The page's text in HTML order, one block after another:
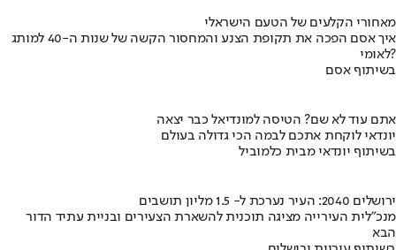
מאחורי הקלעים של הטעם הישראלי
איך אסם הפכה את תקופת הצנע והמחסור הקשה של שנות ה-40 למותג
לאומי?
בשיתוף אסם
אתם עוד לא שם? הטיסה למונדיאל כבר יצאה
יונדאי לוקחת אתכם לבמה הכי גדולה בעולם
בשיתוף יונדאי מבית כלמוביל
ירושלים 2040: העיר נערכת ל- 1.5 מליון תושבים
מנכ"לית העירייה מציגה תוכנית להשארת הצעירים ובניית עתיד הדור
הבא